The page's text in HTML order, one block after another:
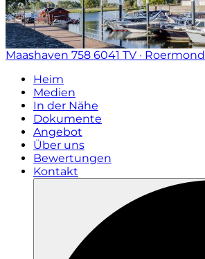
Maashaven 758 6041 TV · Roermond
Heim
Medien
In der Nähe
Dokumente
Angebot
Über uns
Bewertungen
Kontakt